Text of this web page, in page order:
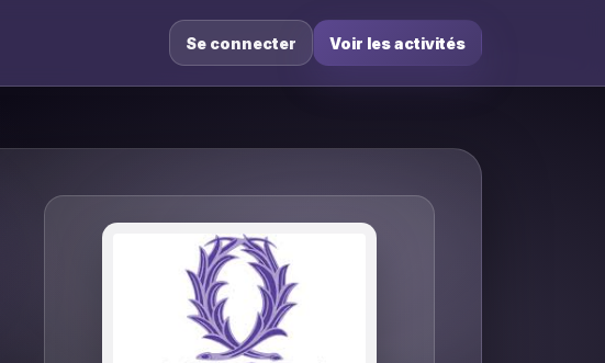
Se connecter Voir les activités